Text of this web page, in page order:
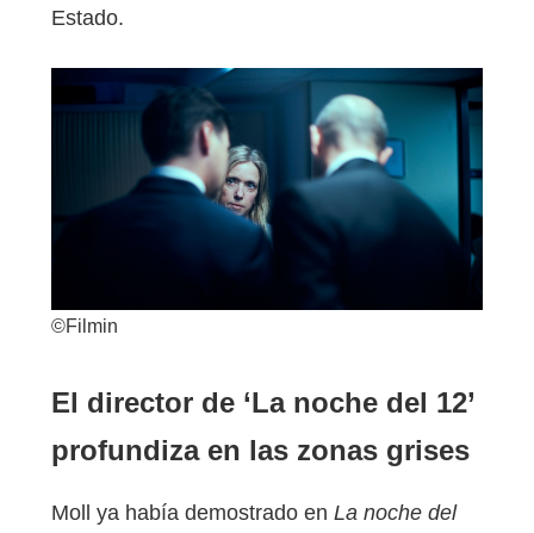
Estado.
©Filmin
El director de ‘La noche del 12’
profundiza en las zonas grises
Moll ya había demostrado en La noche del